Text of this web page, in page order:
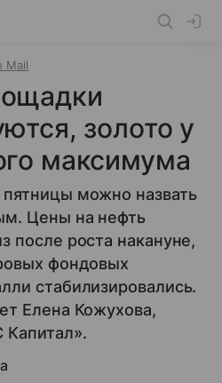
Mail
золото у
максимума
можно назвать
Цены на нефть
после роста накануне,
фондовых
стабилизировались.
Елена Кожухова,
Капитал».